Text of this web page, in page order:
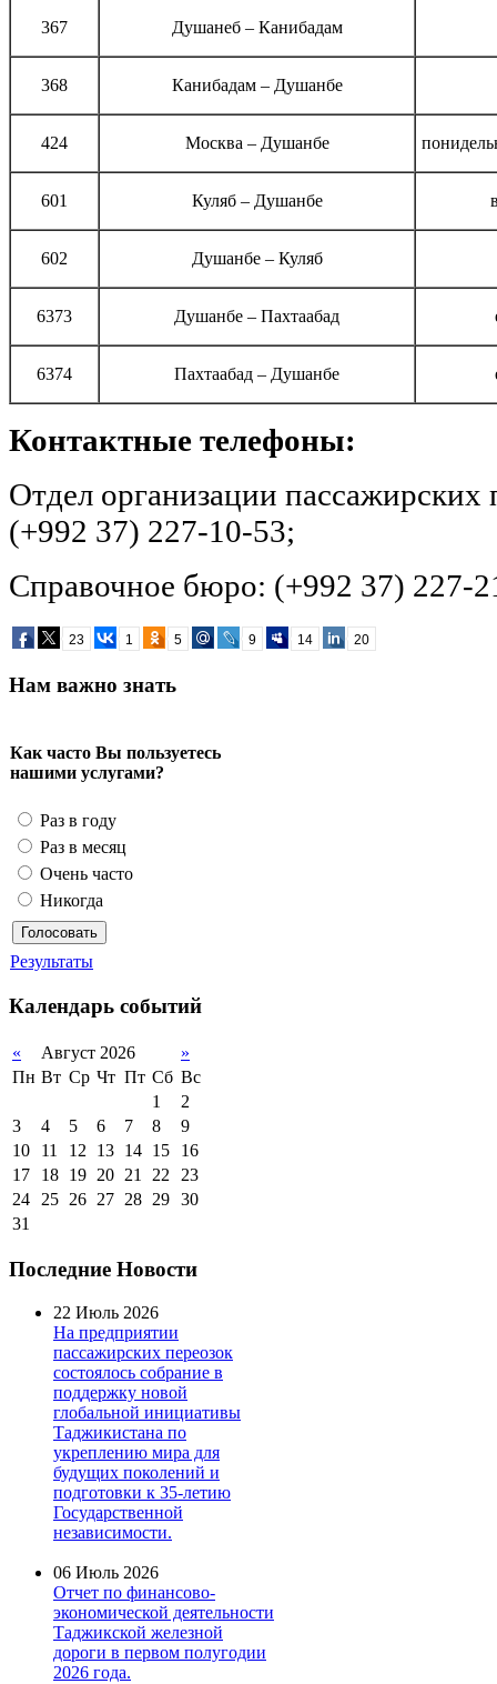
367 Душанеб – Канибадам
368 Канибадам – Душанбе
424 Москва – Душанбе
601 Куляб – Душанбе
602 Душанбе – Куляб
6373 Душанбе – Пахтаабад
6374 Пахтаабад – Душанбе
Контактные телефоны:
Отдел организации
(+992 37) 227-10-53;
Справочное бюро: (+992 37) 227-
23 1 5 9 14 20
Нам важно знать
Как часто Вы пользуетесь
нашими услугами?
Раз в году
Раз в месяц
Очень часто
Никогда
Результаты
Календарь событий
« Август 2026
»
Пн Вт Ср Чт Пт Сб Вс
1
2
3
4 5 6 7 8
9
10
11 12 13 14 15
16
17
18 19 20 21 22
23
24
25 26 27 28 29 30
31
Последние Новости
22 Июль 2026
На предприятии
пассажирских переозок
состоялось собрание в
поддержку новой
глобальной инициативы
Таджикистана по
укреплению мира для
будущих поколений и
подготовки к 35-летию
Государственной
независимости.
06 Июль 2026
Отчет по финансово-
экономической деятельности
Таджикской железной
дороги в первом полугодии
2026 года.